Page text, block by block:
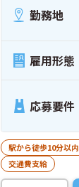
勤務地
雇用形態
応募要件
駅から徒歩10分以内
交通費支給